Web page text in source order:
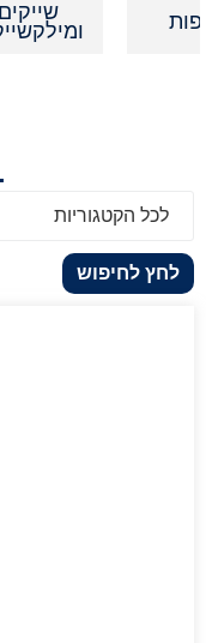
שייקים
ומילקשייקים
לכל הקטגוריות
לחץ לחיפוש